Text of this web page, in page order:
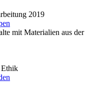
2019
mit Materialien aus der
Ethik